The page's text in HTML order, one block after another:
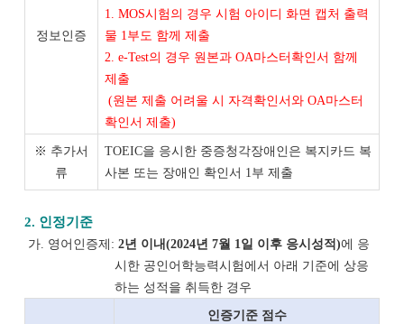
정보인증
1. MOS시험의 경우 시험 아이디 화면 캡처 출력
물 1부도 함께 제출
2. e-Test의 경우 원본과 OA마스터확인서 함께
제출
(원본 제출 어려울 시 자격확인서와 OA마스터
확인서 제출)
※ 추가서
류
TOEIC을 응시한 중증청각장애인은 복지카드 복
사본 또는 장애인 확인서 1부 제출
2. 인정기준
가. 영어인증제: 2년 이내(2024년 7월 1일 이후 응시성적)에 응
시한 공인어학능력시험에서 아래 기준에 상응
하는 성적을 취득한 경우
인증기준 점수